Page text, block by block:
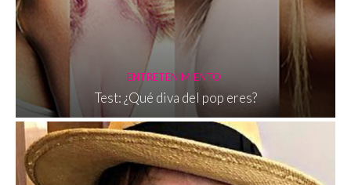
ENTRETENIMIENTO
Test: ¿Qué diva del pop eres?